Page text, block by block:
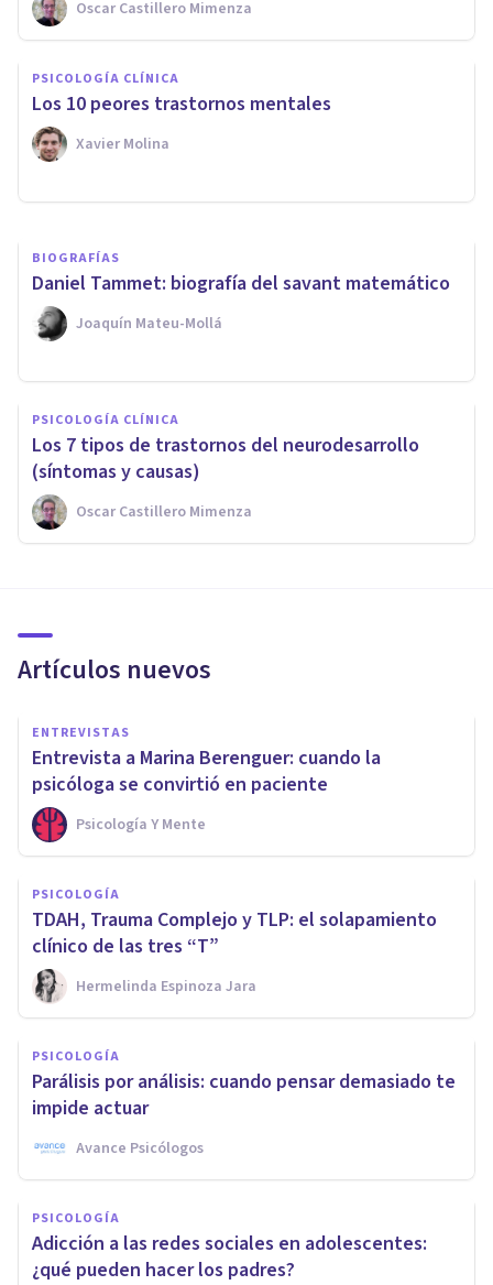
Oscar Castillero Mimenza
PSICOLOGÍA CLÍNICA
Los 10 peores trastornos mentales
Xavier Molina
Síndrome de Landau-Kleffner:
síntomas, causas y tratamiento
BIOGRAFÍAS
Daniel Tammet: biografía del savant matemático
Joaquín Mateu-Mollá
PSICOLOGÍA CLÍNICA
Los 7 tipos de trastornos del neurodesarrollo
(síntomas y causas)
Oscar Castillero Mimenza
Artículos nuevos
ENTREVISTAS
Entrevista a Marina Berenguer: cuando la
psicóloga se convirtió en paciente
Psicología Y Mente
PSICOLOGÍA
TDAH, Trauma Complejo y TLP: el solapamiento
clínico de las tres “T”
Hermelinda Espinoza Jara
PSICOLOGÍA
Parálisis por análisis: cuando pensar demasiado te
impide actuar
Avance Psicólogos
PSICOLOGÍA
Adicción a las redes sociales en adolescentes:
¿qué pueden hacer los padres?